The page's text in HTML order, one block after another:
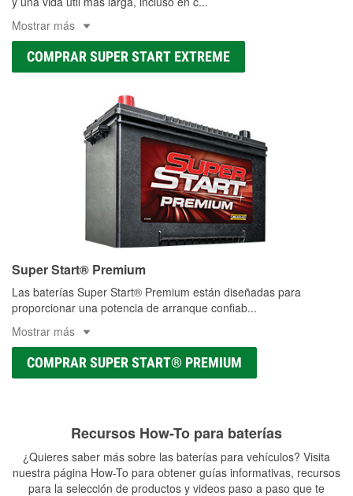
Mostrar más
COMPRAR SUPER START EXTREME
Super Start® Premium
Las baterías Super Start® Premium están diseñadas para
proporcionar una potencia de arranque confiab...
Mostrar más
COMPRAR SUPER START® PREMIUM
Recursos How-To para baterías
¿Quieres saber más sobre las baterías para vehículos? Visita
nuestra página How-To para obtener guías informativas, recursos
para la selección de productos y videos paso a paso que te